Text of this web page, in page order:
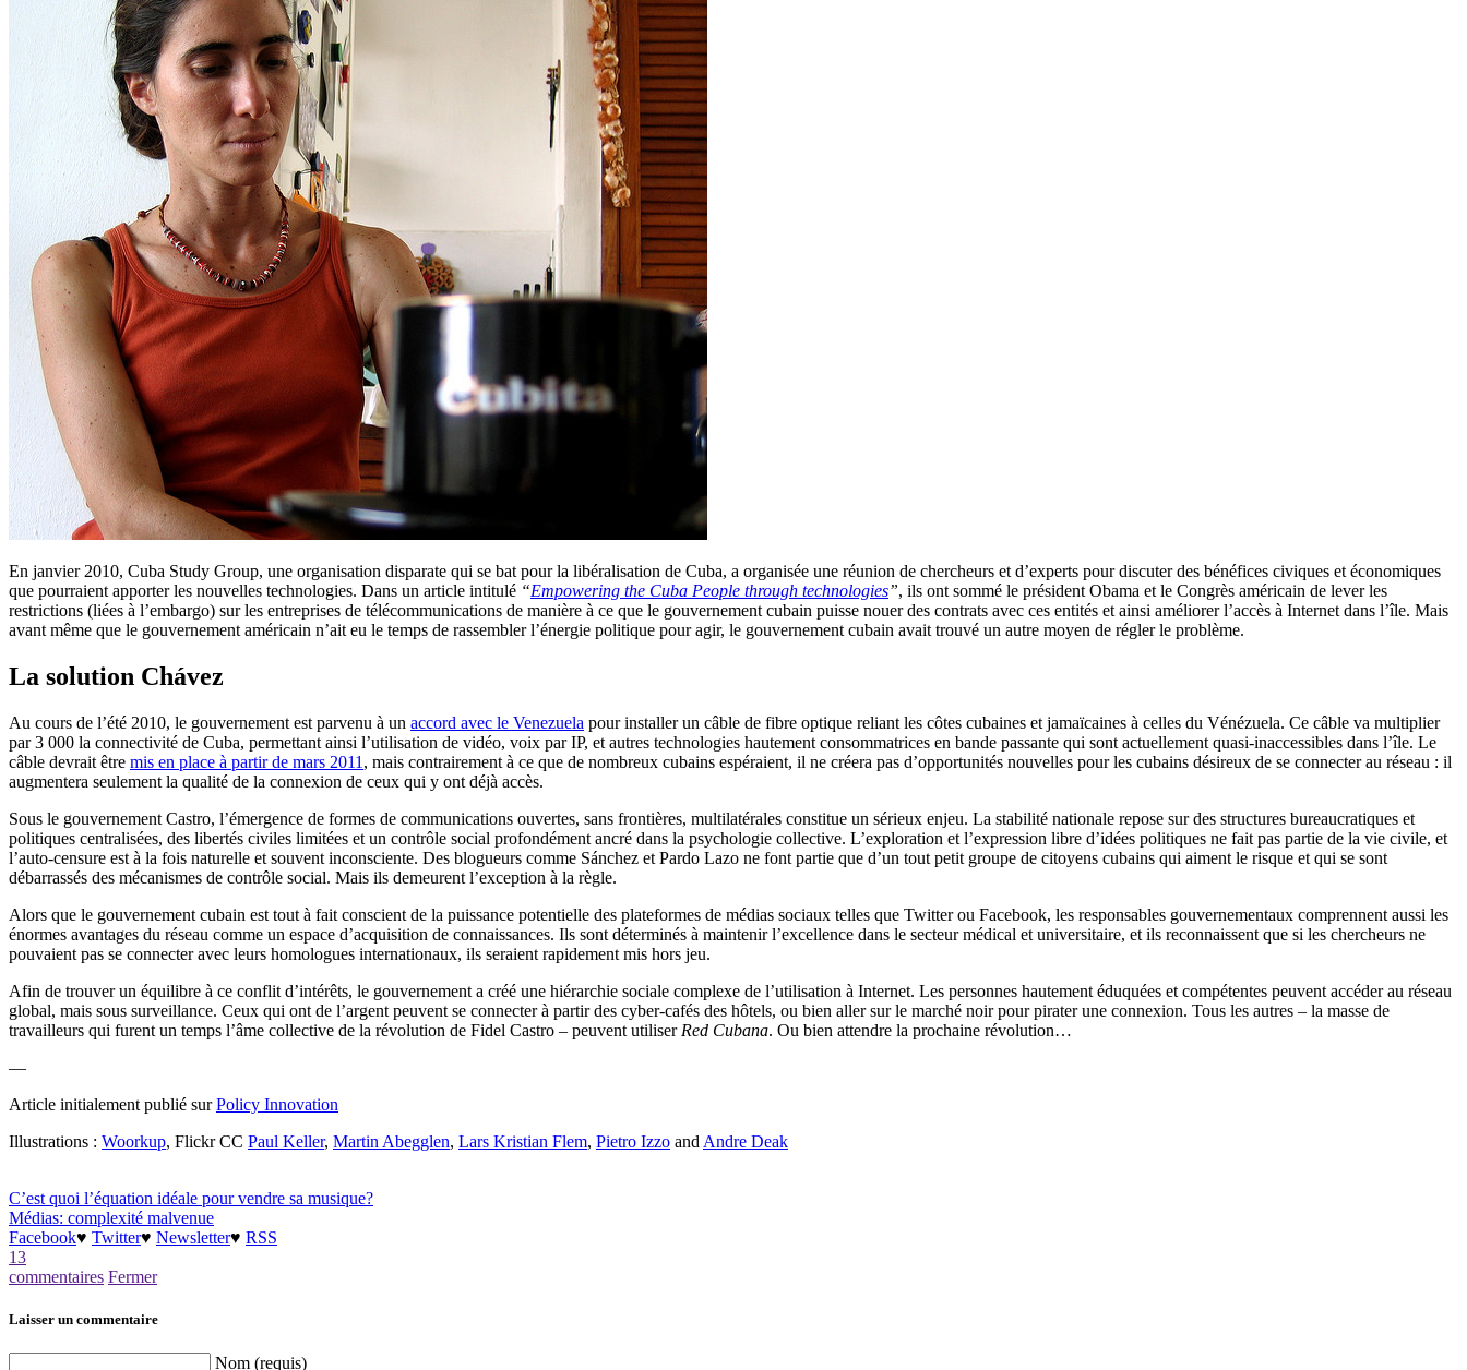
En janvier 2010, Cuba Study Group, une organisation disparate qui se bat pour la libéralisation de Cuba, a organisée une réunion de chercheurs et d’experts pour discuter des bénéfices civiques et économiques
que pourraient apporter les nouvelles technologies. Dans un article intitulé “Empowering the Cuba People through technologies”, ils ont sommé le président Obama et le Congrès américain de lever les
restrictions (liées à l’embargo) sur les entreprises de télécommunications de manière à ce que le gouvernement cubain puisse nouer des contrats avec ces entités et ainsi améliorer l’accès à Internet dans l’île. Mais
avant même que le gouvernement américain n’ait eu le temps de rassembler l’énergie politique pour agir, le gouvernement cubain avait trouvé un autre moyen de régler le problème.
La solution Chávez
Au cours de l’été 2010, le gouvernement est parvenu à un accord avec le Venezuela pour installer un câble de fibre optique reliant les côtes cubaines et jamaïcaines à celles du Vénézuela. Ce câble va multiplier
par 3 000 la connectivité de Cuba, permettant ainsi l’utilisation de vidéo, voix par IP, et autres technologies hautement consommatrices en bande passante qui sont actuellement quasi-inaccessibles dans l’île. Le
câble devrait être mis en place à partir de mars 2011 , mais contrairement à ce que de nombreux cubains espéraient, il ne créera pas d’opportunités nouvelles pour les cubains désireux de se connecter au réseau : il
augmentera seulement la qualité de la connexion de ceux qui y ont déjà accès.
Sous le gouvernement Castro, l’émergence de formes de communications ouvertes, sans frontières, multilatérales constitue un sérieux enjeu. La stabilité nationale repose sur des structures bureaucratiques et
politiques centralisées, des libertés civiles limitées et un contrôle social profondément ancré dans la psychologie collective. L’exploration et l’expression libre d’idées politiques ne fait pas partie de la vie civile, et
l’auto-censure est à la fois naturelle et souvent inconsciente. Des blogueurs comme Sánchez et Pardo Lazo ne font partie que d’un tout petit groupe de citoyens cubains qui aiment le risque et qui se sont
débarrassés des mécanismes de contrôle social. Mais ils demeurent l’exception à la règle.
Alors que le gouvernement cubain est tout à fait conscient de la puissance potentielle des plateformes de médias sociaux telles que Twitter ou Facebook, les responsables gouvernementaux comprennent aussi les
énormes avantages du réseau comme un espace d’acquisition de connaissances. Ils sont déterminés à maintenir l’excellence dans le secteur médical et universitaire, et ils reconnaissent que si les chercheurs ne
pouvaient pas se connecter avec leurs homologues internationaux, ils seraient rapidement mis hors jeu.
Afin de trouver un équilibre à ce conflit d’intérêts, le gouvernement a créé une hiérarchie sociale complexe de l’utilisation à Internet. Les personnes hautement éduquées et compétentes peuvent accéder au réseau
global, mais sous surveillance. Ceux qui ont de l’argent peuvent se connecter à partir des cyber-cafés des hôtels, ou bien aller sur le marché noir pour pirater une connexion. Tous les autres – la masse de
travailleurs qui furent un temps l’âme collective de la révolution de Fidel Castro – peuvent utiliser Red Cubana. Ou bien attendre la prochaine révolution…
—
Article initialement publié surPolicy Innovation
Illustrations : Woorkup, Flickr CC Paul Keller, Martin Abegglen, Lars Kristian Flem, Pietro Izzo and Andre Deak
C’est quoi l’équation idéale pour vendre sa musique?
Médias: complexité malvenue
Facebook♥ Twitter♥ Newsletter♥ RSS
13
commentaires Fermer
Laisser un commentaire
Nom (requis)